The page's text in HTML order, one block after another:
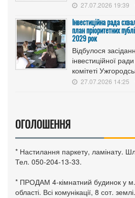
27.07.2026 19:39
Інвестиційна рада
план пріоритетних
2029 рок
Відбулося
інвестиційної
комітеті
27.07.2026 14:25
ОГОЛОШЕННЯ
* Настилання паркету, ламінату.
Тел. 050-204-13-33.
* ПРОДАМ 4-кімнатний будинок у
області. Всі комунікації, 8 сот.